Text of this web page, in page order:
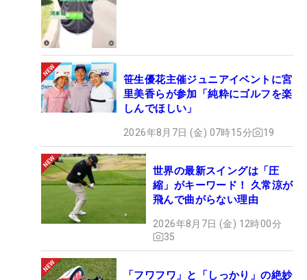
笹生優花主催ジュニアイベントに宮
里美香らが参加「純粋にゴルフを楽
しんでほしい」
2026年8月7日 (金) 07時15分 19
世界の最新スイングは「圧
縮」がキーワード！ 久常涼が
飛んで曲がらない理由
2026年8月7日 (金) 12時00分
35
「フワフワ」と「しっかり」の絶妙